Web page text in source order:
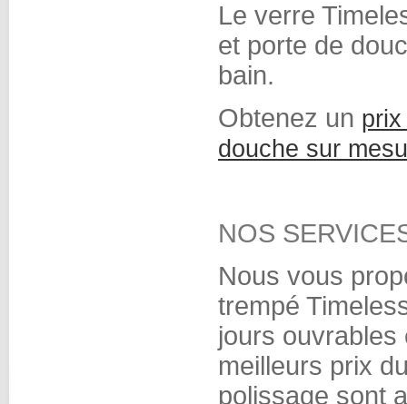
Le verre
et porte de
bain.
Obtenez un
douche sur
NOS
Nous vous
trempé
jours
meilleurs prix
polissage sont